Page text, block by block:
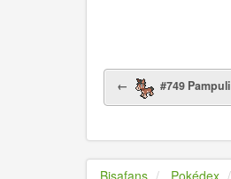
← #749 Pampuli
Bisafans Pokédex